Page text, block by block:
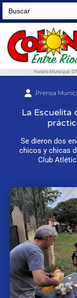
Search
for:
Horario Municipal:
Prensa
La Escuelita
Se dieron dos
chicos y chicas
Club